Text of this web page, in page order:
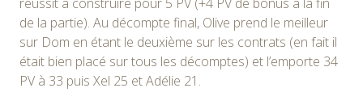
de la partie). Au décompte final, Olive prend le meilleur
sur Dom en étant le deuxième sur les contrats (en fait il
était bien placé sur tous les décomptes) et l’emporte 34
PV à 33 puis Xel 25 et Adélie 21.